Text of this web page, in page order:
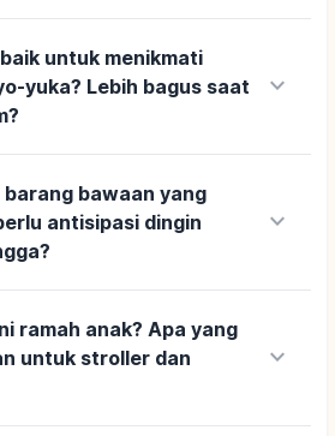
untuk menikmati
yuka? Lebih bagus saat
keyboard_arrow_down
bawaan yang
antisipasi dingin
keyboard_arrow_down
ramah anak? Apa yang
untuk stroller dan
keyboard_arrow_down